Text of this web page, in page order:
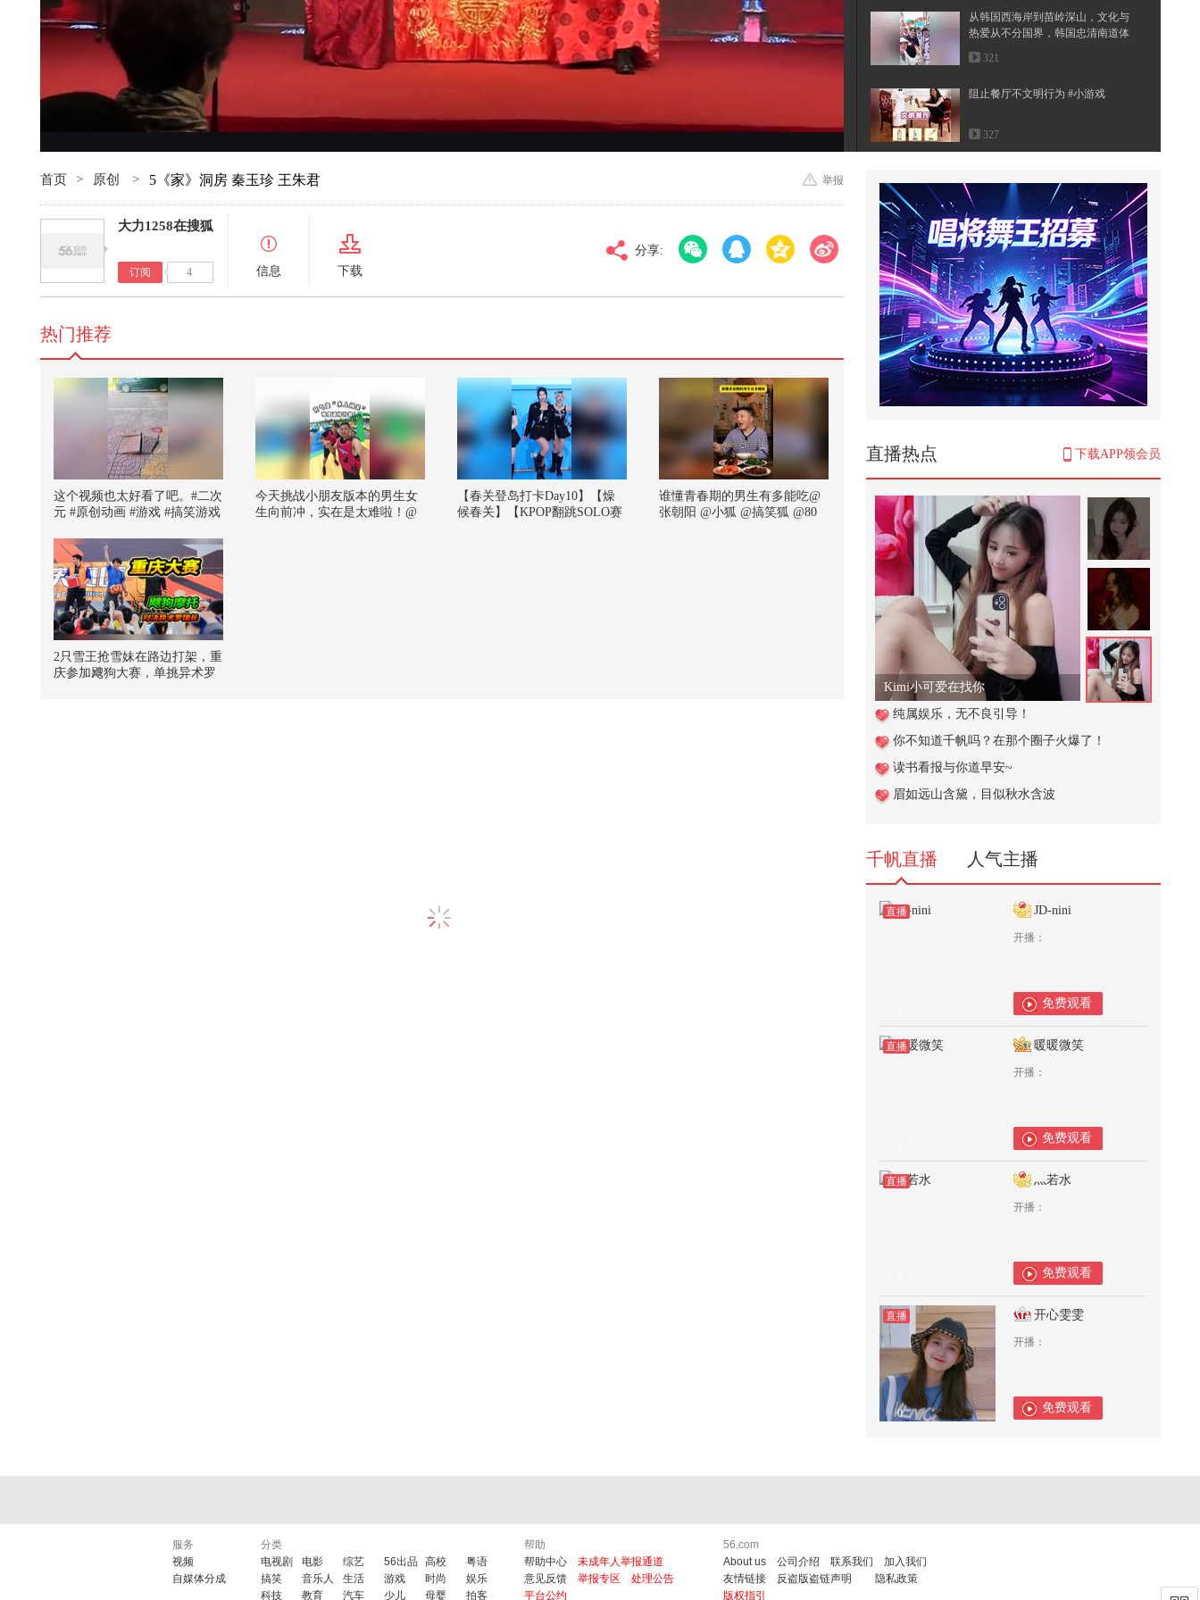
高清 倍速
对比度 100
从韩国西海岸到苗岭深山，文化与
热爱从不分国界，韩国忠清南道体
育...
321
阻止餐厅不文明行为 #小游戏
327
充满光之力，欧布三重形态
2,223
切洋葱
1,161
当我们知道每吃五盘就可以抽一次
奖时…@搞笑狐
1,982
海边遇到馆长一起玩，寻找光头卡
普京政府宣布中俄立场一致，日本
刚有动作就被中俄朝警告
1,446
#地球online秋关副本 #2026秋季搜
狐视频关注流大会 #一不小心就
潮...
179
清明最戳心的诗：不是所有的春
天，都适合举杯#2026春季搜狐视
频关...
1,291
明朝皇帝短命的背后到底藏着什么
13,825
天气太热了有人中暑晕倒了萌娃请
医生叔叔来救治
首页 > 原创 > 5《家》洞房 秦玉珍 王朱君 举报
大力1258在搜狐
订阅 4 信息 下载
分享:
直播热点 下载APP领会员
Kimi小可爱在找你
纯属娱乐，无不良引导！
你不知道千帆吗？在那个圈子火爆了！
读书看报与你道早安~
眉如远山含黛，目似秋水含波
千帆直播 人气主播
直播 JD-nini
开播：
免费观看
直播 暖暖微笑
开播：
免费观看
直播 灬若水
开播：
免费观看
直播
0
开心雯雯
开播：
免费观看
热门推荐
这个视频也太好看了吧。#二次
元 #原创动画 #游戏 #搞笑游戏
今天挑战小朋友版本的男生女
生向前冲，实在是太难啦！@
【春关登岛打卡Day10】【燥
候春关】【KPOP翻跳SOLO赛
谁懂青春期的男生有多能吃@
张朝阳 @小狐 @搞笑狐 @80
2只雪王抢雪妹在路边打架，重
庆参加飕狗大赛，单挑异术罗
服务
视频
自媒体分成
分类
电视剧
电影 综艺 56出品 高校
粤语
搞笑
音乐人 生活 游戏 时尚
娱乐
科技
教育 汽车 少儿 母婴 拍客
帮助
帮助中心
未成年人举报通道
意见反馈
举报专区
处理公告
平台公约
56.com
About us
公司介绍 联系我们
加入我们
友情链接
反盗版盗链声明
隐私政策
版权指引